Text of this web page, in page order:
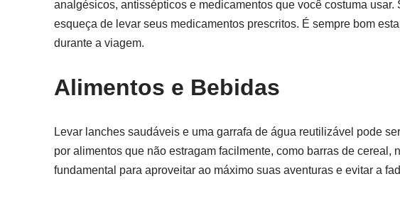
analgésicos, antissépticos e medicamentos que você costuma
esqueça de levar seus medicamentos prescritos. É sempre bom
durante a viagem.
Alimentos e Bebidas
Levar lanches saudáveis e uma garrafa de água reutilizável pode
por alimentos que não estragam facilmente, como barras de cereal,
fundamental para aproveitar ao máximo suas aventuras e evitar a